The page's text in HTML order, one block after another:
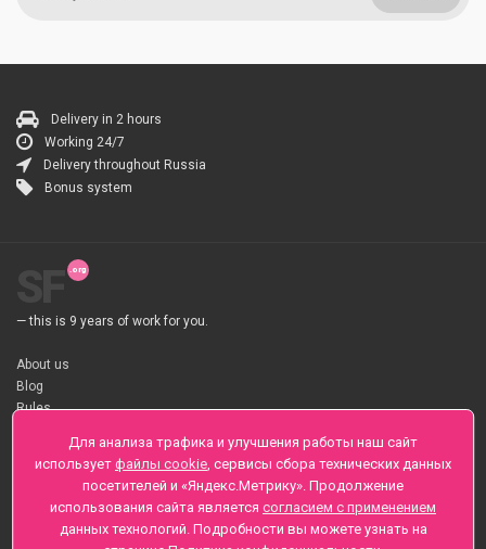
Delivery in 2 hours
Working 24/7
Delivery throughout Russia
Bonus system
— this is 9 years of work for you.
About us
Blog
Rules
About flower Delivery
Payment
Telegramm
Sankt-Peterburg, Zaozernaya 6
+7 (812) 425-01-16
Для анализа трафика и улучшения работы наш сайт
использует файлы cookie, сервисы сбора технических данных
посетителей и «Яндекс.Метрику». Продолжение
использования сайта является согласием с применением
данных технологий. Подробности вы можете узнать на